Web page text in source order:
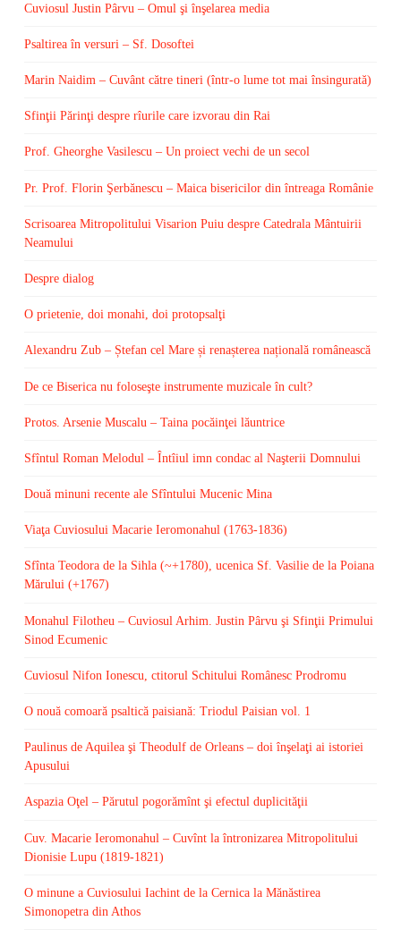
Cuviosul Justin Pârvu – Omul şi înşelarea media
Psaltirea în versuri – Sf. Dosoftei
Marin Naidim – Cuvânt către tineri (într-o lume tot mai însingurată)
Sfinţii Părinţi despre rîurile care izvorau din Rai
Prof. Gheorghe Vasilescu – Un proiect vechi de un secol
Pr. Prof. Florin Şerbănescu – Maica bisericilor din întreaga Românie
Scrisoarea Mitropolitului Visarion Puiu despre Catedrala Mântuirii
Neamului
Despre dialog
O prietenie, doi monahi, doi protopsalţi
Alexandru Zub – Ștefan cel Mare și renașterea națională românească
De ce Biserica nu foloseşte instrumente muzicale în cult?
Protos. Arsenie Muscalu – Taina pocăinţei lăuntrice
Sfîntul Roman Melodul – Întîiul imn condac al Naşterii Domnului
Două minuni recente ale Sfîntului Mucenic Mina
Viaţa Cuviosului Macarie Ieromonahul (1763-1836)
Sfînta Teodora de la Sihla (~+1780), ucenica Sf. Vasilie de la Poiana
Mărului (+1767)
Monahul Filotheu – Cuviosul Arhim. Justin Pârvu şi Sfinţii Primului
Sinod Ecumenic
Cuviosul Nifon Ionescu, ctitorul Schitului Românesc Prodromu
O nouă comoară psaltică paisiană: Triodul Paisian vol. 1
Paulinus de Aquilea şi Theodulf de Orleans – doi înşelaţi ai istoriei
Apusului
Aspazia Oţel – Părutul pogorămînt şi efectul duplicităţii
Cuv. Macarie Ieromonahul – Cuvînt la întronizarea Mitropolitului
Dionisie Lupu (1819-1821)
O minune a Cuviosului Iachint de la Cernica la Mănăstirea
Simonopetra din Athos